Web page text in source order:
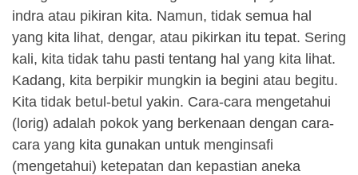
indra atau pikiran kita. Namun, tidak semua hal
yang kita lihat, dengar, atau pikirkan itu tepat. Sering
kali, kita tidak tahu pasti tentang hal yang kita lihat.
Kadang, kita berpikir mungkin ia begini atau begitu.
Kita tidak betul-betul yakin. Cara-cara mengetahui
(lorig) adalah pokok yang berkenaan dengan cara-
cara yang kita gunakan untuk menginsafi
(mengetahui) ketepatan dan kepastian aneka